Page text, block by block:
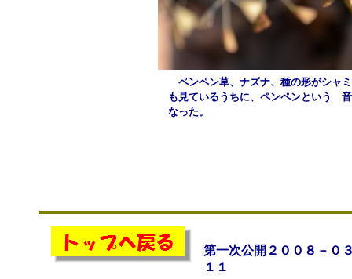
ペンペン草、ナズナ、種の形がシャ
も見ているうちに、ペンペンという
なった。
第一次公開２００８－０
１１